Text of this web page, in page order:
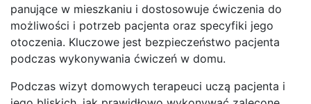
panujące w mieszkaniu i dostosowuje ćwiczenia do
możliwości i potrzeb pacjenta oraz specyfiki jego
otoczenia. Kluczowe jest bezpieczeństwo pacjenta
podczas wykonywania ćwiczeń w domu.
Podczas wizyt domowych terapeuci uczą pacjenta i